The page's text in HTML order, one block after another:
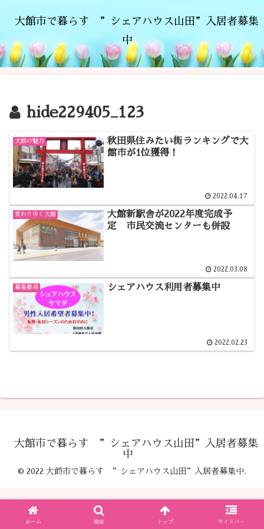
大館市で暮らす ”シェアハウス山田”入居者募集
中
hide229405_123
大館の魅力
秋田県住みたい街ランキングで大
館市が1位獲得！
2022.04.17
変わりゆく大館
大館新駅舎が2022年度完成予
定 市民交流センターも併設
2022.03.08
募集要項 シェアハウス利用者募集中
2022.02.23
大館市で暮らす ”シェアハウス山田”入居者募集
中
© 2022 大館市で暮らす ”シェアハウス山田”入居者募集中.
ホーム 検索 トップ サイドバー